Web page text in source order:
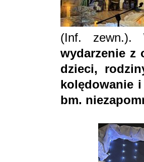
(Inf. zewn.).
wydarzenie z
dzieci,
kolędowanie
bm.